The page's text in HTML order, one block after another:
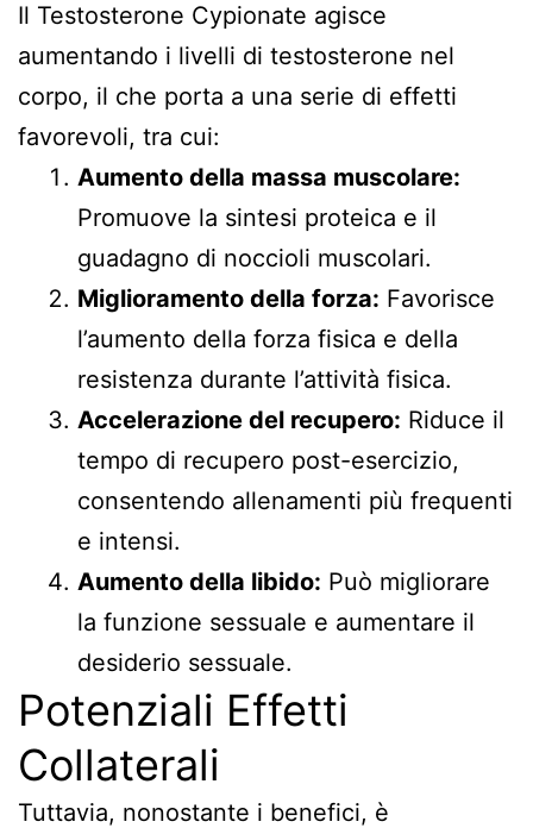
Il Testosterone Cypionate agisce
aumentando i livelli di testosterone nel
corpo, il che porta a una serie di effetti
favorevoli, tra cui:
Aumento della massa muscolare:
Promuove la sintesi proteica e il
guadagno di noccioli muscolari.
Miglioramento della forza: Favorisce
l’aumento della forza fisica e della
resistenza durante l’attività fisica.
Accelerazione del recupero: Riduce il
tempo di recupero post-esercizio,
consentendo allenamenti più frequenti
e intensi.
Aumento della libido: Può migliorare
la funzione sessuale e aumentare il
desiderio sessuale.
Potenziali Effetti
Collaterali
Tuttavia, nonostante i benefici, è